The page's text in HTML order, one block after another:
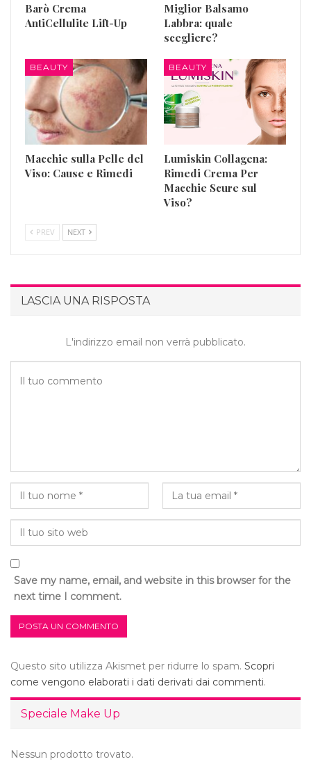
Barò Crema
AntiCellulite Lift-Up
Miglior Balsamo
Labbra: quale
scegliere?
BEAUTY
Macchie sulla Pelle del
Viso: Cause e Rimedi
BEAUTY
Lumiskin Collagena:
Rimedi Crema Per
Macchie Scure sul
Viso?
PREV NEXT
LASCIA UNA RISPOSTA
L'indirizzo email non verrà pubblicato.
Save my name, email, and website in this browser for the
next time I comment.
Questo sito utilizza Akismet per ridurre lo spam. Scopri
come vengono elaborati i dati derivati dai commenti.
Speciale Make Up
Nessun prodotto trovato.